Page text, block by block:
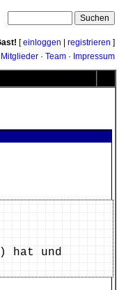
[einloggen registrieren ]
Mitglieder · Team · Impressum
hat und